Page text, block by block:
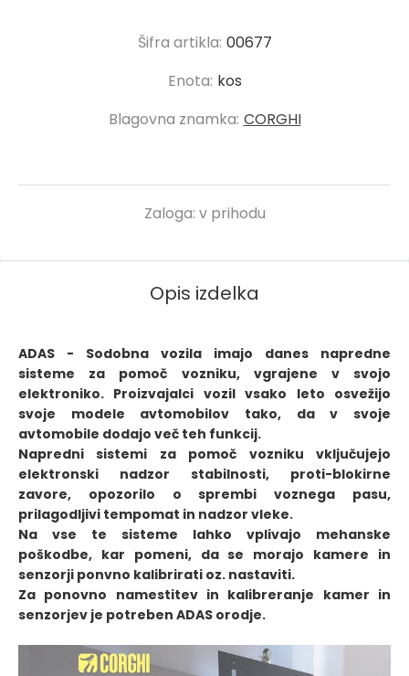
Šifra artikla: 00677
Enota: kos
Blagovna znamka: CORGHI
Zaloga: v prihodu
Opis izdelka
ADAS - Sodobna vozila imajo danes napredne
sisteme za pomoč vozniku, vgrajene v svojo
elektroniko. Proizvajalci vozil vsako leto osvežijo
svoje modele avtomobilov tako, da v svoje
avtomobile dodajo več teh funkcij.
Napredni sistemi za pomoč vozniku vključujejo
elektronski nadzor stabilnosti, proti-blokirne
zavore, opozorilo o sprembi voznega pasu,
prilagodljivi tempomat in nadzor vleke.
Na vse te sisteme lahko vplivajo mehanske
poškodbe, kar pomeni, da se morajo kamere in
senzorji ponvno kalibrirati oz. nastaviti.
Za ponovno namestitev in kalibreranje kamer in
senzorjev je potreben ADAS orodje.